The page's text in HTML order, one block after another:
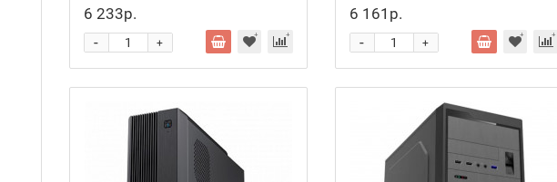
6 233р.
+
-
6 161р.
+
-